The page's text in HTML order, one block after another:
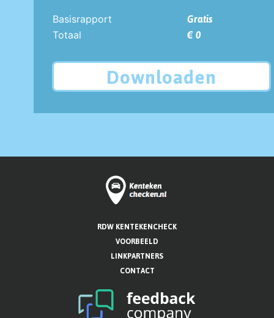
Basisrapport
Gratis
Totaal
€ 0
Downloaden
RDW KENTEKENCHECK
VOORBEELD
LINKPARTNERS
CONTACT